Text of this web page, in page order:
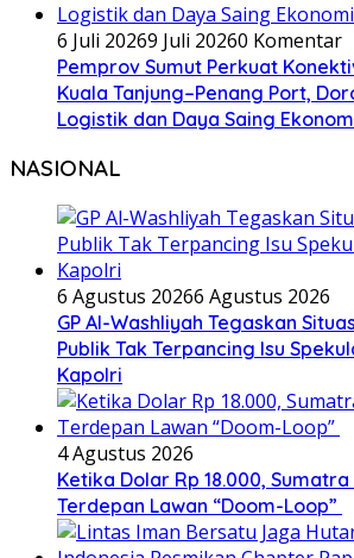
6 Juli 20269 Juli 20260 Komentar
Pemprov Sumut Perkuat
Kuala Tanjung–Penang Port,
Logistik dan Daya Saing
NASIONAL
6 Agustus 20266 Agustus 2026
GP Al-Washliyah Tegaskan
Publik Tak Terpancing Isu
Kapolri
4 Agustus 2026
Ketika Dolar Rp 18.000,
Terdepan Lawan “Doom-Loop”